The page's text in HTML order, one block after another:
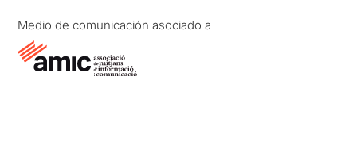
Medio de comunicación asociado a